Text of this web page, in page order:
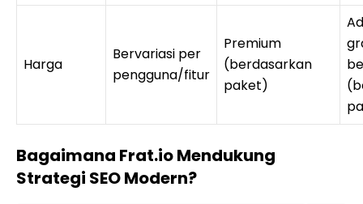
Harga
Bervariasi per
pengguna/fitur
Premium
(berdasarkan
paket)
Bagaimana Frat.io Mendukung
Strategi SEO Modern?